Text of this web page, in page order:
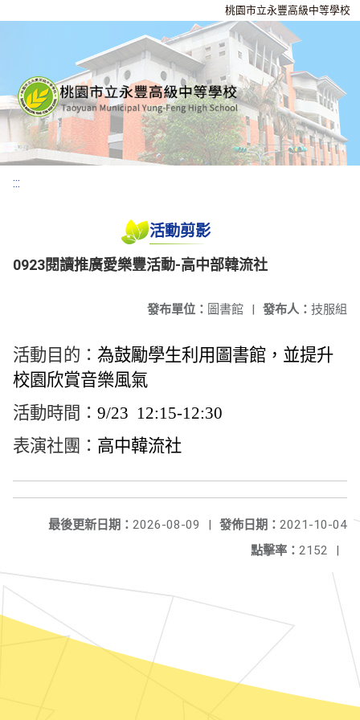
桃園市立永豐高級中等學校
:::
活動剪影
0923閱讀推廣愛樂豐活動-高中部韓流社
發布人： 技服組
發布單位： 圖書館 |
活動目的： 為鼓勵學生利用圖書館，並提升
校園欣賞音樂風氣
活動時間： 9/23 12:15-12:30
表演社團： 高中韓流社
發佈日期： 2021-10-04
最後更新日期： 2026-08-09
|
點擊率： 2152 |